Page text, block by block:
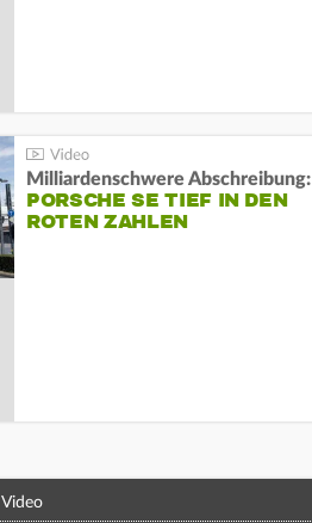
Milliardenschwere Abschreibung:
PORSCHE SE TIEF IN DEN
ROTEN ZAHLEN
Video